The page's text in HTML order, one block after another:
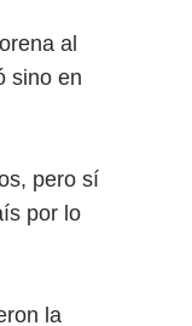
al
sino en
pero sí
por lo
la